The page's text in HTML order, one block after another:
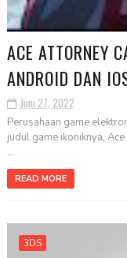
ACE ATTORNEY
ANDROID DAN
Juni 27, 2022
Perusahaan game
judul game ikoniknya,
...
READ MORE
3DS